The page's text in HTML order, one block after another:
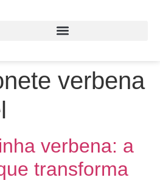
verbena
verbena: a
transforma